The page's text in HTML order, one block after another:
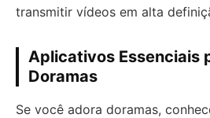
transmitir vídeos em alta
Aplicativos Essenciais
Doramas
Se você adora doramas,